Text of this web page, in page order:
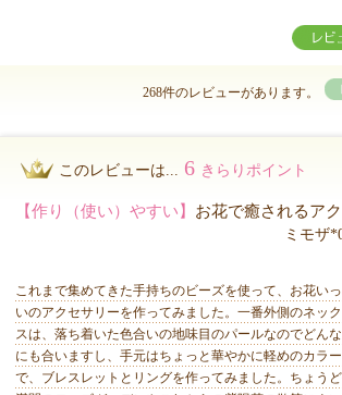
268件のレビューがあります。
このレビューは... 6 きらりポイント
【作り（使い）やすい】 お花で癒されるア
ミモザ
これまで集めてきた手持ちのビーズを使って、お花い
いのアクセサリーを作ってみました。一番外側のネッ
スは、落ち着いた色合いの地味目のパールなのでどん
にも合いますし、手元はちょっと華やかに軽めのカラー
で、ブレスレットとリングを作ってみました。ちょう